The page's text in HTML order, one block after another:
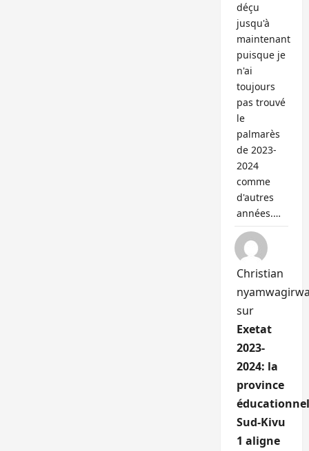
déçu
jusqu'à
maintenant
puisque je
n'ai
toujours
pas trouvé
le
palmarès
de 2023-
2024
comme
d'autres
années.…
Christian
sur
Exetat
2023-
2024: la
province
Sud-Kivu
1 aligne